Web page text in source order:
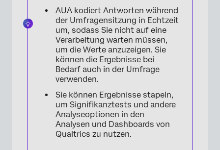
AUA kodiert Antworten während
der Umfragensitzung in Echtzeit
um, sodass Sie nicht auf eine
Verarbeitung warten müssen,
um die Werte anzuzeigen. Sie
können die Ergebnisse bei
Bedarf auch in der Umfrage
verwenden.
Sie können Ergebnisse stapeln,
um Signifikanztests und andere
Analyseoptionen in den
Analysen und Dashboards von
Qualtrics zu nutzen.